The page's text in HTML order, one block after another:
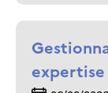
expertise